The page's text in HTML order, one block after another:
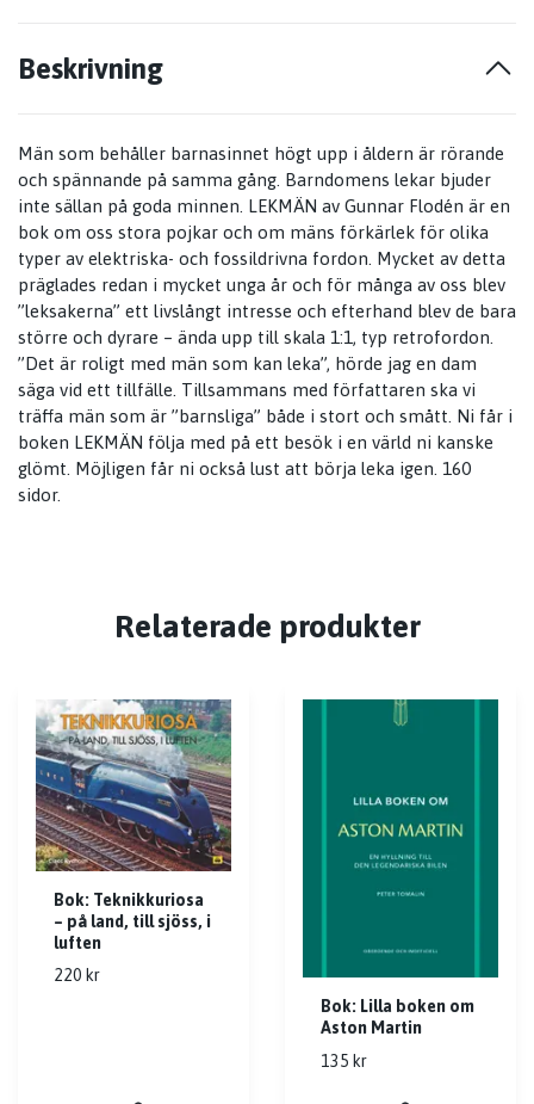
Beskrivning
Män som behåller barnasinnet högt upp i åldern är rörande
och spännande på samma gång. Barndomens lekar bjuder
inte sällan på goda minnen. LEKMÄN av Gunnar Flodén är en
bok om oss stora pojkar och om mäns förkärlek för olika
typer av elektriska- och fossildrivna fordon. Mycket av detta
präglades redan i mycket unga år och för många av oss blev
”leksakerna” ett livslångt intresse och efterhand blev de bara
större och dyrare – ända upp till skala 1:1, typ retrofordon.
”Det är roligt med män som kan leka”, hörde jag en dam
säga vid ett tillfälle. Tillsammans med författaren ska vi
träffa män som är ”barnsliga” både i stort och smått. Ni får i
boken LEKMÄN följa med på ett besök i en värld ni kanske
glömt. Möjligen får ni också lust att börja leka igen. 160
sidor.
Relaterade produkter
Bok: Teknikkuriosa
– på land, till sjöss, i
luften
220 kr
Bok: Lilla boken om
Aston Martin
135 kr